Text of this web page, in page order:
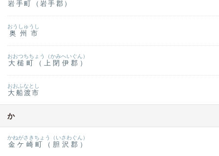
岩手町（岩手郡）
奥州市
おうしゅうし
大槌町（上閉伊郡）
おおつちちょう（かみへいぐん）
大船渡市
おおふなとし
か
金ケ崎町（胆沢郡）
かねがさきちょう（いさわぐん）